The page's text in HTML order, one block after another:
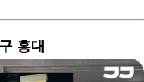
홍대